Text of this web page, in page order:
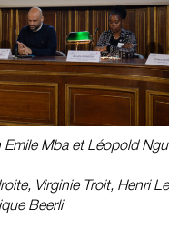
Emile Mba et Léopold
Virginie Troit, Henri
Beerli